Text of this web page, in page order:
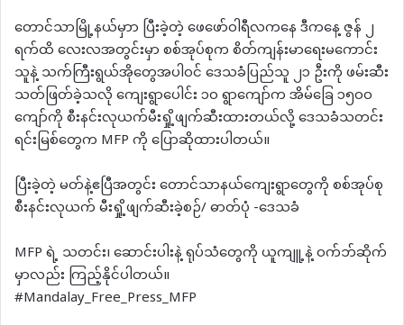
တောင်သာမြို့နယ်မှာာ ပြီးခဲ့တဲ့ ဖေဖော်ဝါရီလကနေ ဒီကနေ့ ဇွန် ၂
ရက်ထိ လေးလအတွင်းမှာ စစ်အုပ်စုက စိတ်ကျန်းမာရေးမကောင်း
သူနဲ့ သက်ကြီးရွယ်အိုတွေအပါဝင် ဒေသခံပြည်သူ ၂၁ ဦးကို ဖမ်းဆီး
သတ်ဖြတ်ခဲ့သလို ကျေးရွာပေါင်း ၁၀ ရွာကျော်က အိမ်ခြေ ၁၅၀၀
ကျော်ကို စီးနင်းလုယက်မီးရှို့ဖျက်ဆီးထားတယ်လို့ ဒေသခံသတင်း
ရင်းမြစ်တွေက MFP ကို ပြောဆိုထားပါတယ်။
ပြီးခဲ့တဲ့ မတ်နဲ့ဧပြီအတွင်း တောင်သာနယ်ကျေးရွာတွေကို စစ်အုပ်စု
စီးနင်းလုယက် မီးရှို့ဖျက်ဆီးခဲ့စဉ်/ ဓာတ်ပုံ -ဒေသခံ
MFP ရဲ့ သတင်း၊ ဆောင်းပါးနဲ့ ရုပ်သံတွေကို ယူကျူ့နဲ့ ဝက်ဘ်ဆိုက်
မှာလည်း ကြည့်နိုင်ပါတယ်။
#Mandalay_Free_Press_MFP